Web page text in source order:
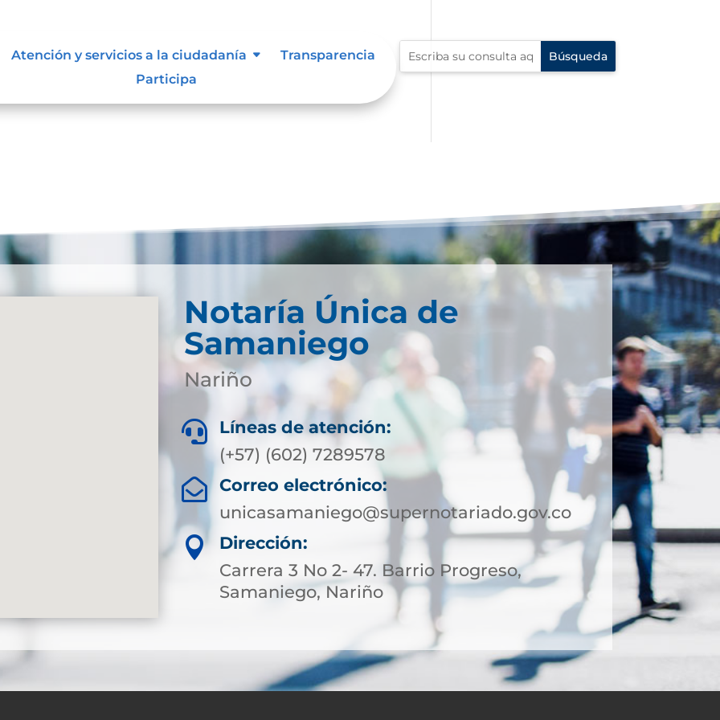
Atención y servicios a la ciudadanía
Transparencia
Participa
les aplique de interés.
Notaría Única de
Samaniego
Nariño

Líneas de atención:
(+57) (602) 7289578

Correo electrónico:
unicasamaniego@supernotariado.gov.co

Dirección:
Carrera 3 No 2- 47. Barrio Progreso,
Samaniego, Nariño